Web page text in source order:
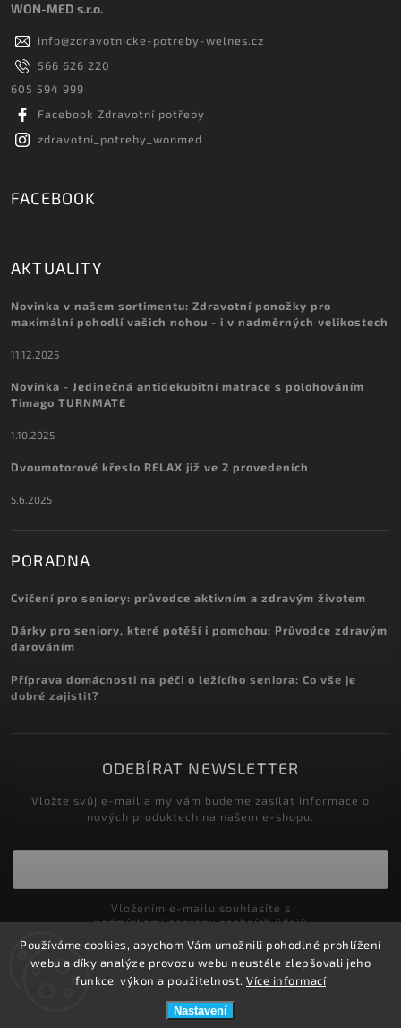
Používáme cookies, abychom Vám umožnili pohodlné prohlížení
webu a díky analýze provozu webu neustále zlepšovali jeho
funkce, výkon a použitelnost. Více informací
Nastavení
WON-MED s.r.o.
info@zdravotnicke-potreby-welnes.cz
566 626 220
605 594 999
Facebook Zdravotní potřeby
zdravotni_potreby_wonmed
FACEBOOK
AKTUALITY
Novinka v našem sortimentu: Zdravotní ponožky pro
maximální pohodlí vašich nohou - i v nadměrných velikostech
11.12.2025
Novinka - Jedinečná antidekubitní matrace s polohováním
Timago TURNMATE
1.10.2025
Dvoumotorové křeslo RELAX již ve 2 provedeních
5.6.2025
PORADNA
Cvičení pro seniory: průvodce aktivním a zdravým životem
Dárky pro seniory, které potěší i pomohou: Průvodce zdravým
darováním
Příprava domácnosti na péči o ležícího seniora: Co vše je
dobré zajistit?
ODEBÍRAT NEWSLETTER
Vložte svůj e-mail a my vám budeme zasílat informace o
nových produktech na našem e-shopu.
podmínkami ochrany osobních údajů
Přihlásit se